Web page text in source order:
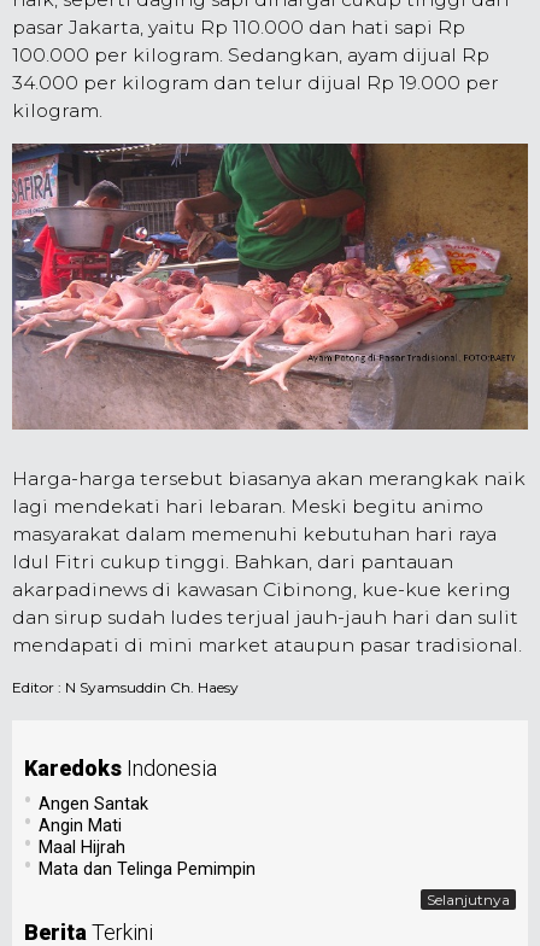
pasar Jakarta, yaitu Rp 110.000 dan hati sapi Rp
100.000 per kilogram. Sedangkan, ayam dijual Rp
34.000 per kilogram dan telur dijual Rp 19.000 per
kilogram.
Harga-harga tersebut biasanya akan merangkak naik
lagi mendekati hari lebaran. Meski begitu animo
masyarakat dalam memenuhi kebutuhan hari raya
Idul Fitri cukup tinggi. Bahkan, dari pantauan
akarpadinews di kawasan Cibinong, kue-kue kering
dan sirup sudah ludes terjual jauh-jauh hari dan sulit
mendapati di mini market ataupun pasar tradisional.
Editor : N Syamsuddin Ch. Haesy
Karedoks Indonesia
• Angen Santak
• Angin Mati
• Maal Hijrah
• Mata dan Telinga Pemimpin
Selanjutnya
Berita Terkini